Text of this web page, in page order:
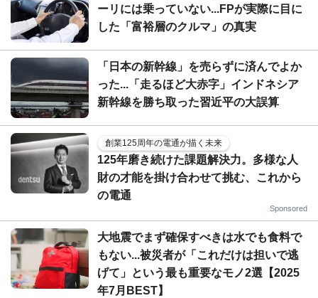
ーリには乗っていない...FPが実際に目に
した「富裕層のクルマ」の真実
「日本の新幹線」を売らずに済んでよか
った...「走るほど大赤字」インドネシア
新幹線を勝ち取った習近平の大誤算
創業125周年の電通が描く未来
125年磨き続けた課題解決力。多様な人
財の才能を掛け合わせて挑む、これから
の電通
Sponsored
大地震でまず確保すべきは水でも食料で
もない...被災者が「これだけは担いで逃
げて」という最も重要なモノ2選【2025
年7月BEST】